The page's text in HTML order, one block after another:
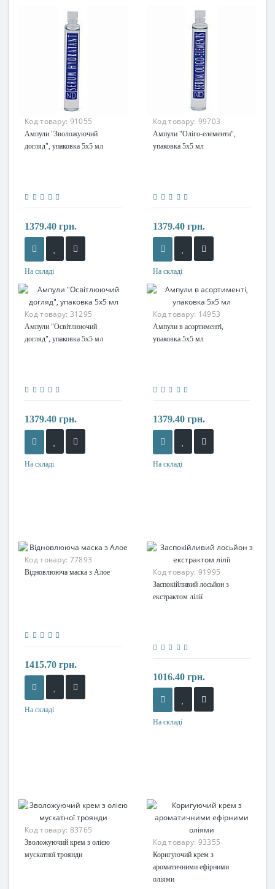
Код товару: 91055
Ампули "Зволожуючий
догляд", упаковка 5х5 мл
1379.40 грн.
На складі
Код товару: 99703
Ампули "Оліго-елементи",
упаковка 5х5 мл
1379.40 грн.
На складі
Код товару: 31295
Ампули "Освітлюючий
догляд", упаковка 5х5 мл
1379.40 грн.
На складі
Код товару: 14953
Ампули в асортименті,
упаковка 5х5 мл
1379.40 грн.
На складі
Код товару: 77893
Відновлююча маска з Алое
1415.70 грн.
На складі
Код товару: 91995
Заспокійливий лосьйон з
екстрактом лілії
1016.40 грн.
На складі
Код товару: 83765
Зволожуючий крем з олією
мускатної троянди
Код товару: 93355
Коригуючий крем з
ароматичними ефірними
оліями